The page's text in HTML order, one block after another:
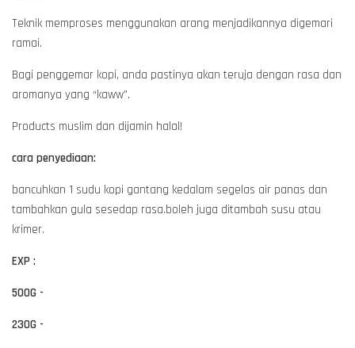
Teknik memproses menggunakan arang menjadikannya digemari
ramai.
Bagi penggemar kopi, anda pastinya akan teruja dengan rasa dan
aromanya yang “kaww”.
Products muslim dan dijamin halal!
cara penyediaan:
bancuhkan 1 sudu kopi gantang kedalam segelas air panas dan
tambahkan gula sesedap rasa.boleh juga ditambah susu atau
krimer.
EXP :
500G -
230G -